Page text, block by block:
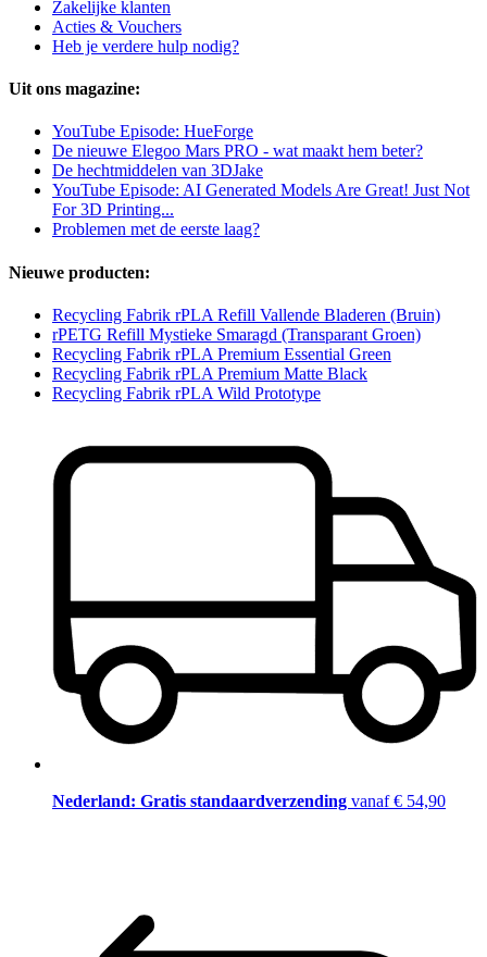
Zakelijke klanten
Acties & Vouchers
Heb je verdere hulp nodig?
Uit ons magazine:
YouTube Episode: HueForge
De nieuwe Elegoo Mars PRO - wat maakt hem beter?
De hechtmiddelen van 3DJake
YouTube Episode: AI Generated Models Are Great! Just Not
For 3D Printing...
Problemen met de eerste laag?
Nieuwe producten:
Recycling Fabrik rPLA Refill Vallende Bladeren (Bruin)
rPETG Refill Mystieke Smaragd (Transparant Groen)
Recycling Fabrik rPLA Premium Essential Green
Recycling Fabrik rPLA Premium Matte Black
Recycling Fabrik rPLA Wild Prototype
Nederland: Gratis standaardverzending vanaf € 54,90